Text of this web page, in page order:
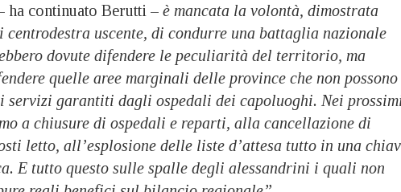
ha continuato Berutti – è mancata la volontà, dimostrata
uscente, di condurre una battaglia nazionale
dovute difendere le peculiarità del territorio, ma
quelle aree marginali delle province che non possono
servizi garantiti dagli ospedali dei capoluoghi. Nei
a chiusure di ospedali e reparti, alla cancellazione di
letto, all’esplosione delle liste d’attesa tutto in una
E tutto questo sulle spalle degli alessandrini i quali non